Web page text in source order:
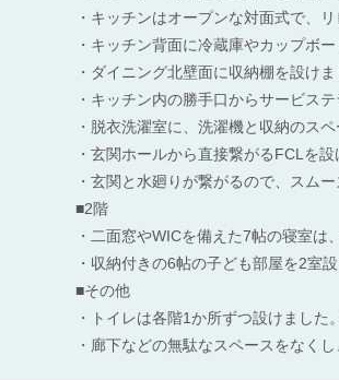
・キッチンはオープンな対面式で、
・キッチン背面に冷蔵庫やカップボ
・ダイニング北壁面に収納棚を設けま
・キッチン内の勝手口からサービス
・脱衣洗濯室に、洗濯機と収納のスペ
・玄関ホールから直接繋がるFCLを設
・玄関と水廻りが繋がるので、スム
■2階
・二面窓やWICを備えた7帖の寝室は
・収納付きの6帖の子ども部屋を2室
■その他
・トイレは各階1か所ずつ設けました
・廊下などの無駄なスペースをなく